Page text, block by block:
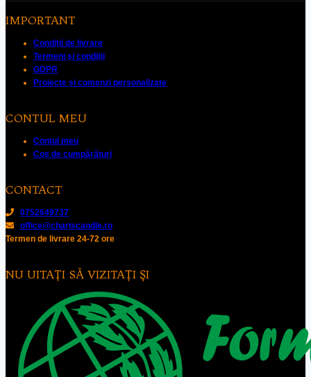
IMPORTANT
Condiţii de livrare
Termeni şi condiţii
GDPR
Proiecte şi comenzi personalizate
CONTUL MEU
Contul meu
Coș de cumpărături
CONTACT
0752649737
office@chariscandle.ro
Termen de livrare 24-72 ore
NU UITAŢI SĂ VIZITAŢI ŞI